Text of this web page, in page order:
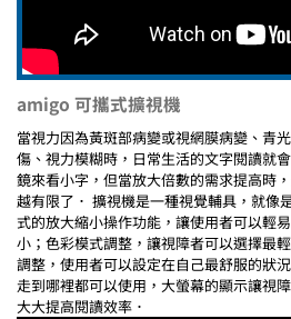
amigo 可攜式擴視機
當視力因為黃斑部病變或視網膜病變、青
傷、視力模糊時，日常生活的文字閱讀就
鏡來看小字，但當放大倍數的需求提高時
越有限了． 擴視機是一種視覺輔具，就像
式的放大縮小操作功能，讓使用者可以輕
小；色彩模式調整，讓視障者可以選擇最
調整，使用者可以設定在自己最舒服的狀
走到哪裡都可以使用，大螢幕的顯示讓視
大大提高閱讀效率．